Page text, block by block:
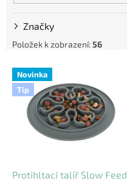
Značky
Položek k zobrazení:56
V
p
Novinka
Tip
Protihltací talíř Slow Feed